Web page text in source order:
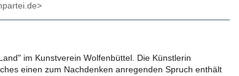
im Kunstverein Wolfenbüttel. Die Künstlerin
einen zum Nachdenken anregenden Spruch enthält